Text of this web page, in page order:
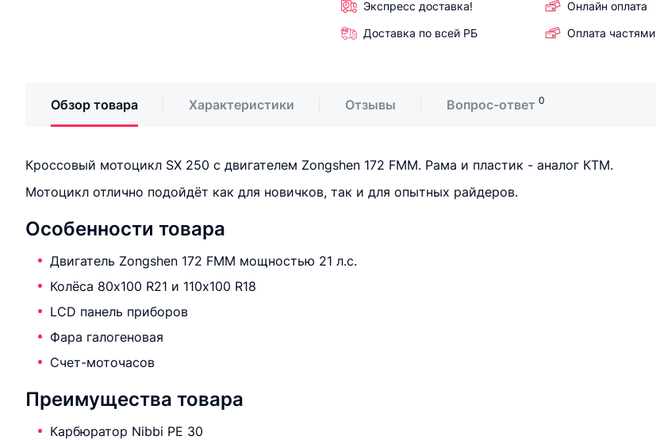
Экспресс доставка!
Онлайн оплата
Доставка по всей РБ
Оплата частями
Обзор товара Характеристики Отзывы Вопрос-ответ 0
Кроссовый мотоцикл SX 250 с двигателем Zongshen 172 FMM. Рама и пластик - аналог КТМ.
Мотоцикл отлично подойдёт как для новичков, так и для опытных райдеров.
Особенности товара
Двигатель Zongshen 172 FMM мощностью 21 л.с.
Колёса 80х100 R21 и 110х100 R18
LCD панель приборов
Фара галогеновая
Счет-моточасов
Преимущества товара
Карбюратор Nibbi PE 30